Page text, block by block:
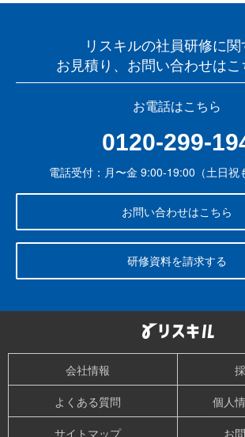
リスキルの社員研修に関
お見積り、お問い合わせはこ
お電話はこちら
0120-299-
電話受付：月〜金 9:00-19:00（土日祝
お問い合わせはこちら
研修資料を請求する
会社情報
よくある質問
個人
サイトマップ
お